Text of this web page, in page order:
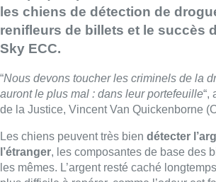
lentement dans une pièce. “Chaque billet
car chaque billet est la combinaison de
a une odeur différente
Les premières expériences liées aux
billets ont été menéesil y a plus de dix
tous les chiens de
ont été dressés pour devenir des
billets.